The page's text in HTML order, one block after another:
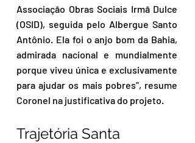
Associação Obras Sociais Irmã Dulce
(OSID), seguida pelo Albergue Santo
Antônio. Ela foi o anjo bom da Bahia,
admirada nacional e mundialmente
porque viveu única e exclusivamente
para ajudar os mais pobres", resume
Coronel na justificativa do projeto.
Trajetória Santa